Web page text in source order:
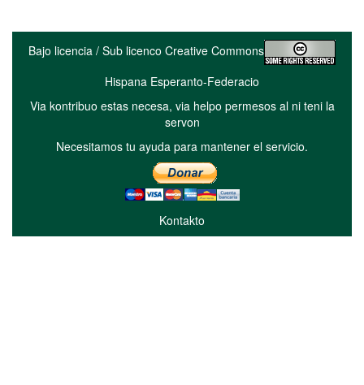
Bajo licencia / Sub licenco Creative Commons
Hispana Esperanto-Federacio
Via kontribuo estas necesa, via helpo permesos al ni teni la
servon
Necesitamos tu ayuda para mantener el servicio.
Kontakto